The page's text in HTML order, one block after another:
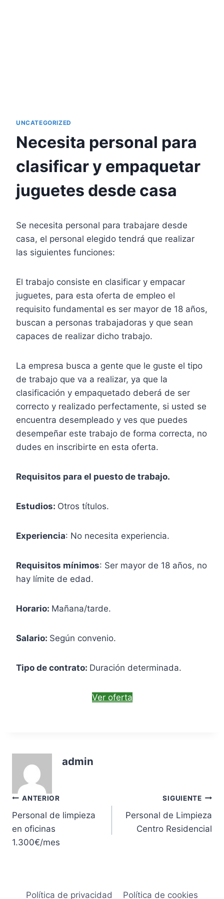
UNCATEGORIZED
Necesita personal para
clasificar y empaquetar
juguetes desde casa
Se necesita personal para trabajare desde
casa, el personal elegido tendrá que realizar
las siguientes funciones:
El trabajo consiste en clasificar y empacar
juguetes, para esta oferta de empleo el
requisito fundamental es ser mayor de 18 años,
buscan a personas trabajadoras y que sean
capaces de realizar dicho trabajo.
La empresa busca a gente que le guste el tipo
de trabajo que va a realizar, ya que la
clasificación y empaquetado deberá de ser
correcto y realizado perfectamente, si usted se
encuentra desempleado y ves que puedes
desempeñar este trabajo de forma correcta, no
dudes en inscribirte en esta oferta.
Requisitos para el puesto de trabajo.
Estudios: Otros títulos.
Experiencia: No necesita experiencia.
Requisitos mínimos: Ser mayor de 18 años, no
hay límite de edad.
Horario: Mañana/tarde.
Salario: Según convenio.
Tipo de contrato: Duración determinada.
Ver oferta
admin
Navegación
de
entradas
ANTERIOR
Personal de limpieza
en oficinas
1.300€/mes
SIGUIENTE
Personal de Limpieza
Centro Residencial
Política de privacidad Política de cookies